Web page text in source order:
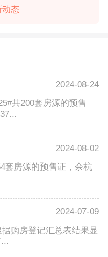
动态
2024-08-24
共200套房源的预售
2024-08-02
套房源的预售证，余杭
2024-07-09
购房登记汇总表结果显